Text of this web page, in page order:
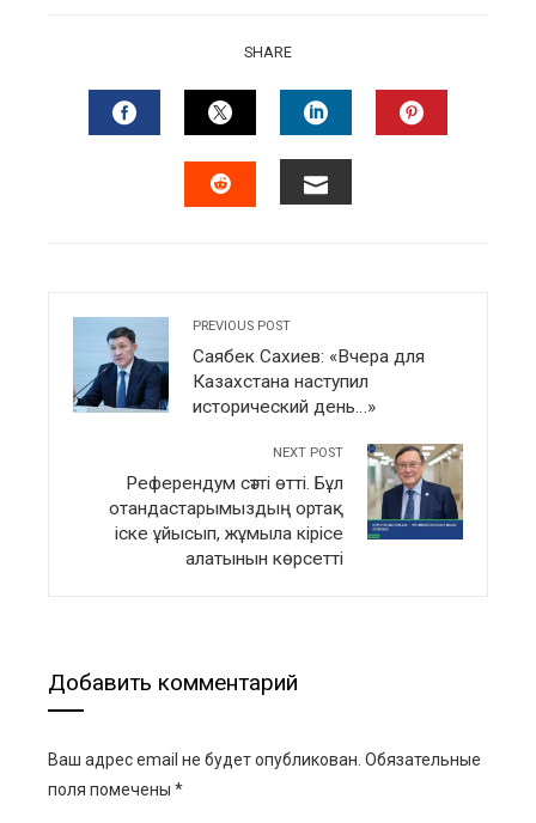
SHARE
FACEBOOKTWITTERLINKEDIN
PREVIOUS POST
Саябек Сахиев: «Вчера для
Казахстана наступил
исторический день…»
NEXT POST
Референдум сәтті өтті. Бұл
отандастарымыздың ортақ
іске ұйысып, жұмыла кірісе
алатынын көрсетті
Добавить комментарий
Ваш адрес email не будет опубликован. Обязательные
поля помечены *